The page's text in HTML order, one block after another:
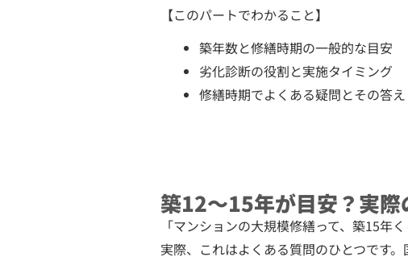
【このパートでわかること】
築年数と修繕時期の一般的な目安
劣化診断の役割と実施タイミング
修繕時期でよくある疑問とその答え
築12〜15年が目安？実際
「マンションの大規模修繕って、築15年
実際、これはよくある質問のひとつです